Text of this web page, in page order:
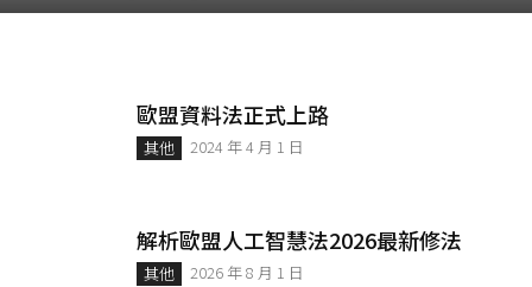
歐盟資料法正式上路
其他 2024 年 4 月 1 日
解析歐盟人工智慧法2026最新修法
其他 2026 年 8 月 1 日